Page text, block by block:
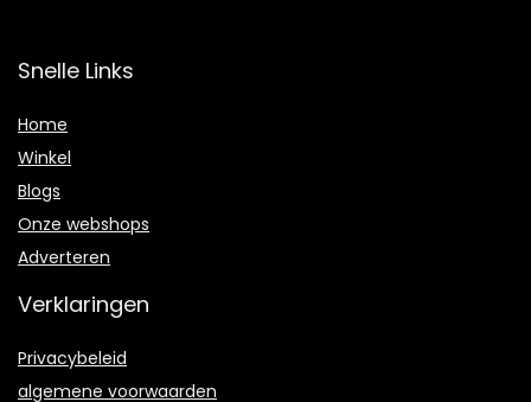
Snelle Links
Home
Winkel
Blogs
Onze webshops
Adverteren
Verklaringen
Privacybeleid
algemene voorwaarden